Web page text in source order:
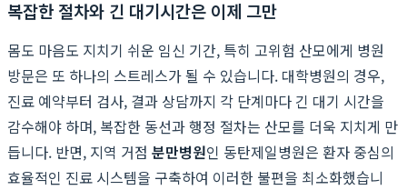
복잡한 절차와 긴 대기시간은 이제 그만
몸도 마음도 지치기 쉬운 임신 기간, 특히 고위험 산모에게 병원
방문은 또 하나의 스트레스가 될 수 있습니다. 대학병원의 경우,
진료 예약부터 검사, 결과 상담까지 각 단계마다 긴 대기 시간을
감수해야 하며, 복잡한 동선과 행정 절차는 산모를 더욱 지치게 만
듭니다. 반면, 지역 거점 분만병원인 동탄제일병원은 환자 중심의
효율적인 진료 시스템을 구축하여 이러한 불편을 최소화했습니